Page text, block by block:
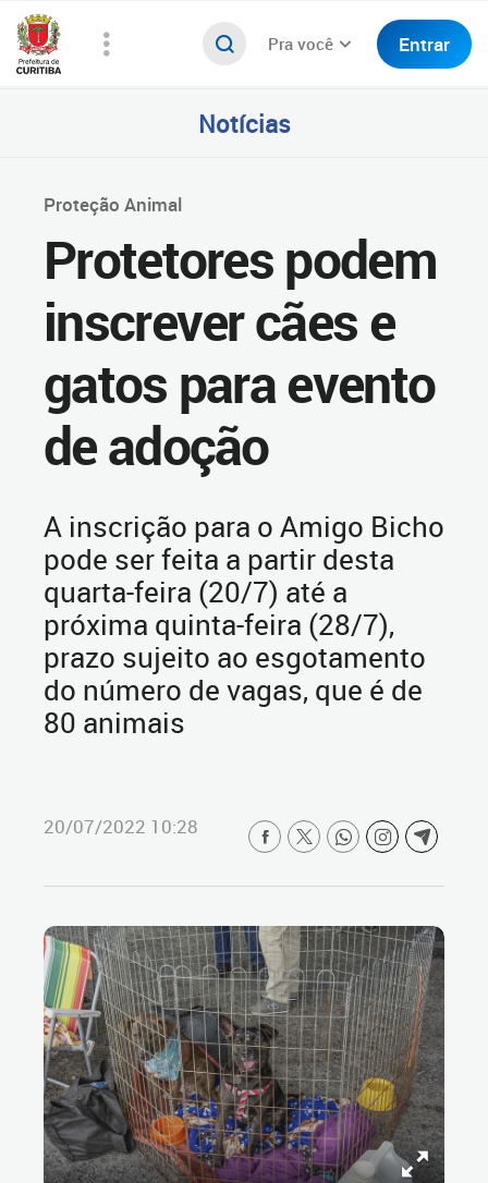
Pra você Entrar
Notícias
Proteção Animal
Protetores podem
inscrever cães e
gatos para evento
de adoção
A inscrição para o Amigo Bicho
pode ser feita a partir desta
quarta-feira (20/7) até a
próxima quinta-feira (28/7),
prazo sujeito ao esgotamento
do número de vagas, que é de
80 animais
20/07/2022 10:28